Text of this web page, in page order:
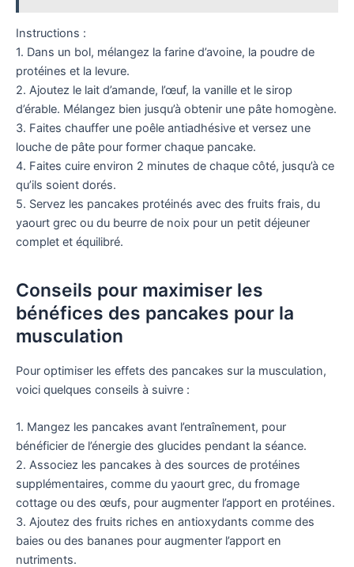
Instructions :
1. Dans un bol, mélangez la farine d’avoine, la poudre de
protéines et la levure.
2. Ajoutez le lait d’amande, l’œuf, la vanille et le sirop
d’érable. Mélangez bien jusqu’à obtenir une pâte homogène.
3. Faites chauffer une poêle antiadhésive et versez une
louche de pâte pour former chaque pancake.
4. Faites cuire environ 2 minutes de chaque côté, jusqu’à ce
qu’ils soient dorés.
5. Servez les pancakes protéinés avec des fruits frais, du
yaourt grec ou du beurre de noix pour un petit déjeuner
complet et équilibré.
Conseils pour maximiser les
bénéfices des pancakes pour la
musculation
Pour optimiser les effets des pancakes sur la musculation,
voici quelques conseils à suivre :
1. Mangez les pancakes avant l’entraînement, pour
bénéficier de l’énergie des glucides pendant la séance.
2. Associez les pancakes à des sources de protéines
supplémentaires, comme du yaourt grec, du fromage
cottage ou des œufs, pour augmenter l’apport en protéines.
3. Ajoutez des fruits riches en antioxydants comme des
baies ou des bananes pour augmenter l’apport en
nutriments.